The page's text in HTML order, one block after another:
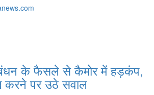
के फैसले से कैमोर में हड़कंप,
करने पर उठे सवाल